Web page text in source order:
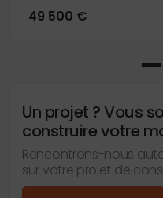
49 500 €
Un projet ? Vous
construire votre
Rencontrons-nous
sur votre projet de